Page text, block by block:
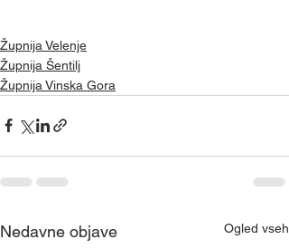
Župnija Velenje
Župnija Šentilj
Župnija Vinska Gora
Nedavne objave Ogled vseh